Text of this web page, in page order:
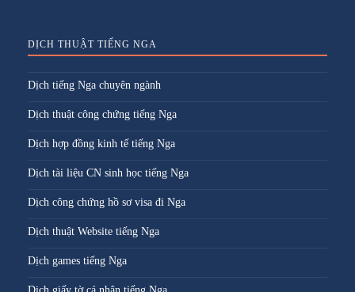
DỊCH THUẬT TIẾNG NGA
Dịch tiếng Nga chuyên ngành
Dịch thuật công chứng tiếng Nga
Dịch hợp đồng kinh tế tiếng Nga
Dịch tài liệu CN sinh học tiếng Nga
Dịch công chứng hồ sơ visa đi Nga
Dịch thuật Website tiếng Nga
Dịch games tiếng Nga